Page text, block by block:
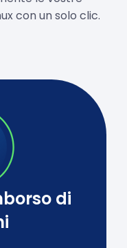
con un solo clic.
di